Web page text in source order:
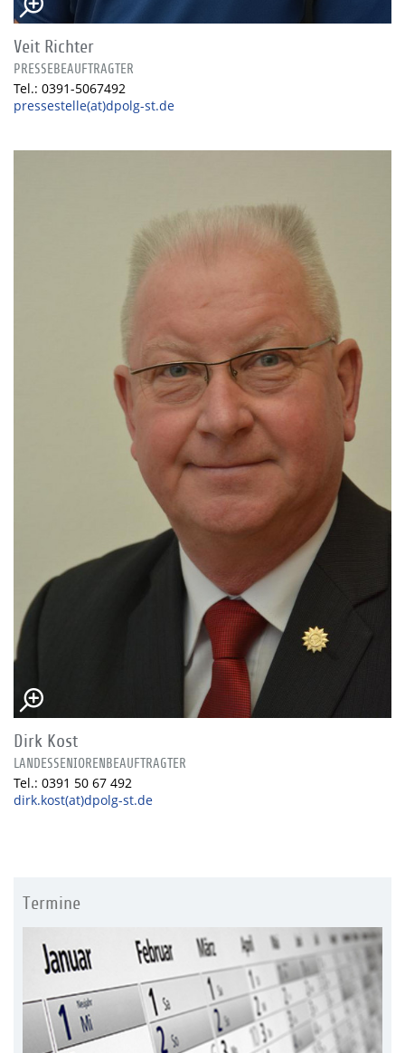
Veit Richter
PRESSEBEAUFTRAGTER
Tel.: 0391-5067492
pressestelle(at)dpolg-st.de
Dirk Kost
LANDESSENIORENBEAUFTRAGTER
Tel.: 0391 50 67 492
dirk.kost(at)dpolg-st.de
Termine